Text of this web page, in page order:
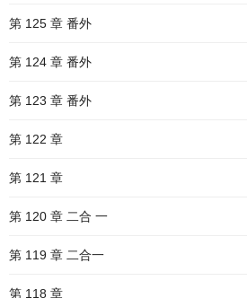
第 125 章 番外
第 124 章 番外
第 123 章 番外
第 122 章
第 121 章
第 120 章 二合 一
第 119 章 二合一
第 118 章